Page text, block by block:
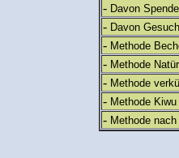
- Davon
- Davon
- Methode
- Methode
- Methode
- Methode
- Methode